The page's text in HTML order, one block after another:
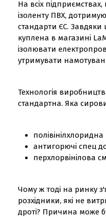
На всіх
ізоленту ПВХ,
стандарти ЄС. Завдяки
куплена в магазині
ізолювати
утримувати
Технологія
стандартна. Яка
полівінілхлоридна
антигорючі спец
перхлорвінілова
Чому ж тоді на ринку
розхідники, які не
дроті? Причина може